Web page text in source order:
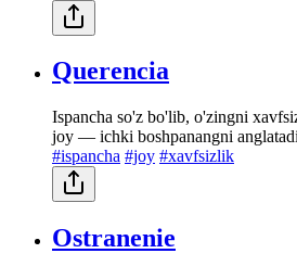
Querencia
Ispancha so'z bo'lib, o'zingni
joy — ichki boshpanangni
#ispancha #joy #xavfsizlik
Ostranenie